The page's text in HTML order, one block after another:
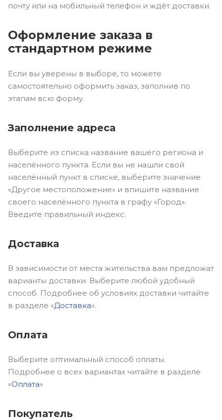
почту или на мобильный телефон и ждёт доставки.
Оформление заказа в
стандартном режиме
Если вы уверены в выборе, то можете
самостоятельно оформить заказ, заполнив по
этапам всю форму.
Заполнение адреса
Выберите из списка название вашего региона и
населённого пункта. Если вы не нашли свой
населённый пункт в списке, выберите значение
«Другое местоположение» и впишите название
своего населённого пункта в графу «Город».
Введите правильный индекс.
Доставка
В зависимости от места жительства вам предложат
варианты доставки. Выберите любой удобный
способ. Подробнее об условиях доставки читайте
в разделе «Доставка».
Оплата
Выберите оптимальный способ оплаты.
Подробнее о всех вариантах читайте в разделе
«Оплата»
Покупатель